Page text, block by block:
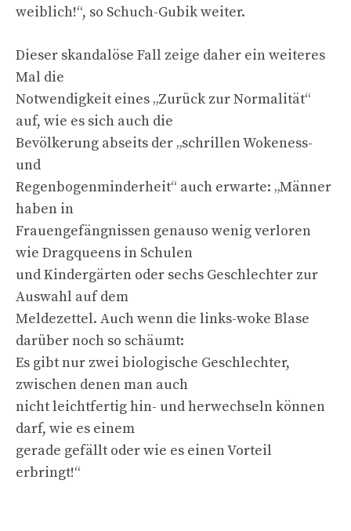
weiblich!“, so Schuch-Gubik weiter.
Dieser skandalöse Fall zeige daher ein weiteres
Mal die
Notwendigkeit eines „Zurück zur Normalität“
auf, wie es sich auch die
Bevölkerung abseits der „schrillen Wokeness-
und
Regenbogenminderheit“ auch erwarte: „Männer
haben in
Frauengefängnissen genauso wenig verloren
wie Dragqueens in Schulen
und Kindergärten oder sechs Geschlechter zur
Auswahl auf dem
Meldezettel. Auch wenn die links-woke Blase
darüber noch so schäumt:
Es gibt nur zwei biologische Geschlechter,
zwischen denen man auch
nicht leichtfertig hin- und herwechseln können
darf, wie es einem
gerade gefällt oder wie es einen Vorteil
erbringt!“